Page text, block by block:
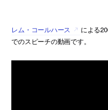
レム・コールハース
による
でのスピーチの動画です。